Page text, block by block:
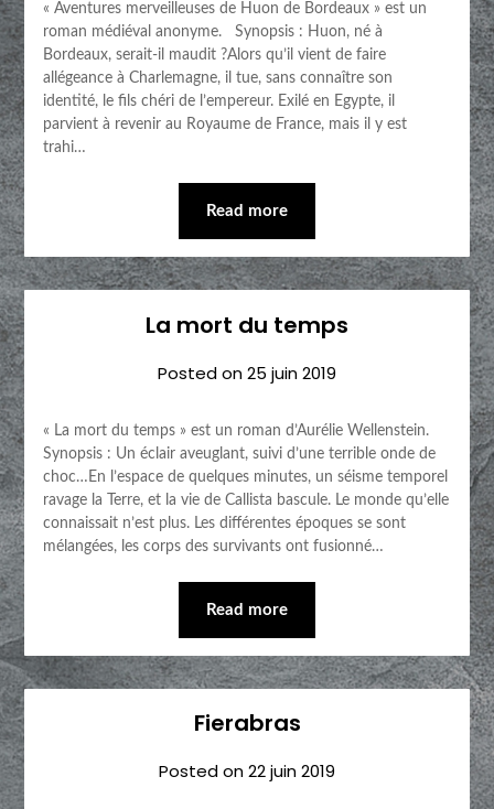
« Aventures merveilleuses de Huon de Bordeaux » est un
roman médiéval anonyme. Synopsis : Huon, né à
Bordeaux, serait-il maudit ?Alors qu’il vient de faire
allégeance à Charlemagne, il tue, sans connaître son
identité, le fils chéri de l’empereur. Exilé en Egypte, il
parvient à revenir au Royaume de France, mais il y est
trahi…
Read more
La mort du temps
Posted on25 juin 2019
« La mort du temps » est un roman d’Aurélie Wellenstein.
Synopsis : Un éclair aveuglant, suivi d’une terrible onde de
choc…En l’espace de quelques minutes, un séisme temporel
ravage la Terre, et la vie de Callista bascule. Le monde qu’elle
connaissait n’est plus. Les différentes époques se sont
mélangées, les corps des survivants ont fusionné…
Read more
Fierabras
Posted on22 juin 2019